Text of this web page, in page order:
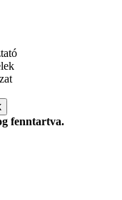
fenntartva.